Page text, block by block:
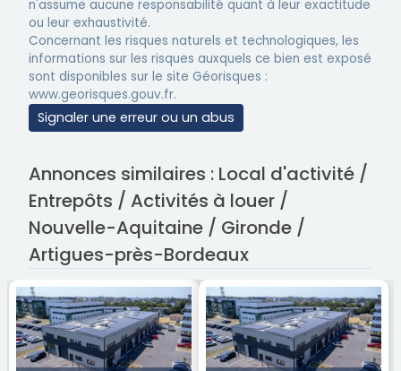
n'assume aucune responsabilité quant à leur exactitude
ou leur exhaustivité.
Concernant les risques naturels et technologiques, les
informations sur les risques auxquels ce bien est exposé
sont disponibles sur le site Géorisques :
www.georisques.gouv.fr.
Signaler une erreur ou un abus
Annonces similaires : Local d'activité /
Entrepôts / Activités à louer /
Nouvelle-Aquitaine / Gironde /
Artigues-près-Bordeaux